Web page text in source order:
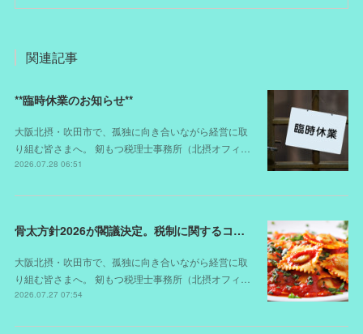
関連記事
**臨時休業のお知らせ**
大阪北摂・吹田市で、孤独に向き合いながら経営に取
り組む皆さまへ。 剱もつ税理士事務所（北摂オフィ…
2026.07.28 06:51
骨太方針2026が閣議決定。税制に関するコメントは？
大阪北摂・吹田市で、孤独に向き合いながら経営に取
り組む皆さまへ。 剱もつ税理士事務所（北摂オフィ…
2026.07.27 07:54